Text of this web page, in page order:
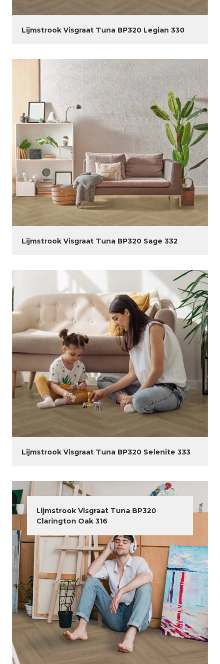
Lijmstrook Visgraat Tuna BP320 Legian 330
Lijmstrook Visgraat Tuna BP320 Sage 332
Lijmstrook Visgraat Tuna BP320 Selenite 333
Lijmstrook Visgraat Tuna BP320
Clarington Oak 316